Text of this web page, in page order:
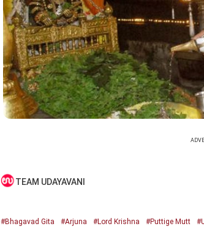
TEAM UDAYAVANI
#Bhagavad Gita #Arjuna #Lord Krishna #Puttige Mutt